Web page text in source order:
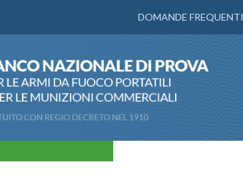
DOMANDE FREQUENTI